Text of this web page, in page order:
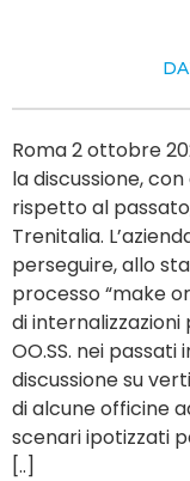
Roma 2 ottobre
la discussione,
rispetto al
Trenitalia.
perseguire, allo
processo “make
di
OO.SS. nei
discussione su
di alcune officine
scenari ipotizzati
[..]